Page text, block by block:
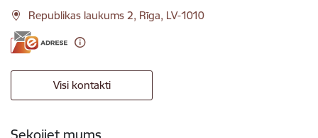
Republikas laukums 2, Rīga, LV-1010
Visi kontakti